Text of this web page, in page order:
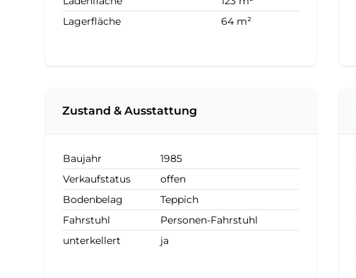
Lagerfläche
64 m²
Zustand & Ausstattung
Baujahr
1985
Verkaufstatus
offen
Bodenbelag
Teppich
Fahrstuhl
Personen-Fahrstuhl
unterkellert
ja